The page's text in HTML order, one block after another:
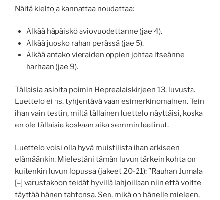
Näitä kieltoja kannattaa noudattaa:
Älkää häpäiskö aviovuodettanne (jae 4).
Älkää juosko rahan perässä (jae 5).
Älkää antako vieraiden oppien johtaa itseänne
harhaan (jae 9).
Tällaisia asioita poimin Heprealaiskirjeen 13. luvusta.
Luettelo ei ns. tyhjentävä vaan esimerkinomainen. Tein
ihan vain testin, miltä tällainen luettelo näyttäisi, koska
en ole tällaisia koskaan aikaisemmin laatinut.
Luettelo voisi olla hyvä muistilista ihan arkiseen
elämäänkin. Mielestäni tämän luvun tärkein kohta on
kuitenkin luvun lopussa (jakeet 20-21): ”Rauhan Jumala
[–] varustakoon teidät hyvillä lahjoillaan niin että voitte
täyttää hänen tahtonsa. Sen, mikä on hänelle mieleen,